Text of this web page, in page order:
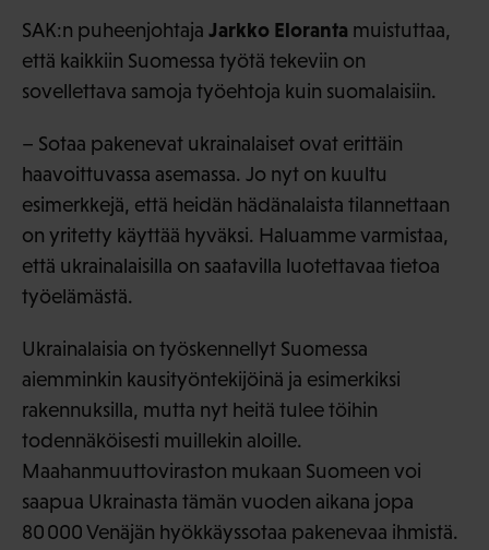
SAK:n puheenjohtaja Jarkko Eloranta muistuttaa,
että kaikkiin Suomessa työtä tekeviin on
sovellettava samoja työehtoja kuin suomalaisiin.
– Sotaa pakenevat ukrainalaiset ovat erittäin
haavoittuvassa asemassa. Jo nyt on kuultu
esimerkkejä, että heidän hädänalaista tilannettaan
on yritetty käyttää hyväksi. Haluamme varmistaa,
että ukrainalaisilla on saatavilla luotettavaa tietoa
työelämästä.
Ukrainalaisia on työskennellyt Suomessa
aiemminkin kausityöntekijöinä ja esimerkiksi
rakennuksilla, mutta nyt heitä tulee töihin
todennäköisesti muillekin aloille.
Maahanmuuttoviraston mukaan Suomeen voi
saapua Ukrainasta tämän vuoden aikana jopa
80 000 Venäjän hyökkäyssotaa pakenevaa ihmistä.